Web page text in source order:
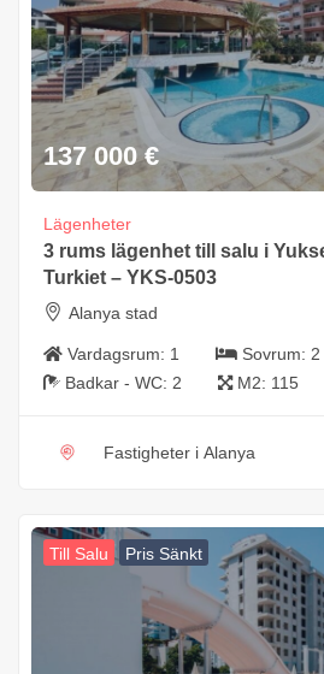
137 000 €
Lägenheter
3 rums lägenhet till salu i
Turkiet – YKS-0503
Alanya stad
Vardagsrum: 1 Sovrum: 2
Badkar - WC: 2 M2: 115
Fastigheter i Alanya
Till Salu Pris Sänkt